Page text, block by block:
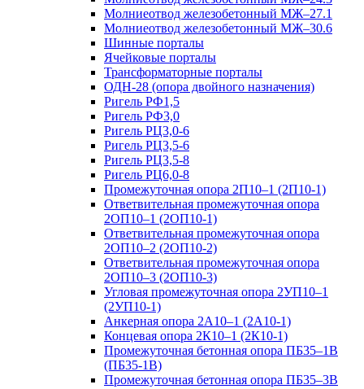
Молниеотвод железобетонный МЖ–27.1
Молниеотвод железобетонный МЖ–30.6
Шинные порталы
Ячейковые порталы
Трансформаторные порталы
ОДН-28 (опора двойного назначения)
Ригель РФ1,5
Ригель РФ3,0
Ригель РЦ3,0-6
Ригель РЦ3,5-6
Ригель РЦ3,5-8
Ригель РЦ6,0-8
Промежуточная опора 2П10–1 (2П10-1)
Ответвительная промежуточная опора
2ОП10–1 (2ОП10-1)
Ответвительная промежуточная опора
2ОП10–2 (2ОП10-2)
Ответвительная промежуточная опора
2ОП10–3 (2ОП10-3)
Угловая промежуточная опора 2УП10–1
(2УП10-1)
Анкерная опора 2А10–1 (2А10-1)
Концевая опора 2К10–1 (2К10-1)
Промежуточная бетонная опора ПБ35–1В
(ПБ35-1В)
Промежуточная бетонная опора ПБ35–3В